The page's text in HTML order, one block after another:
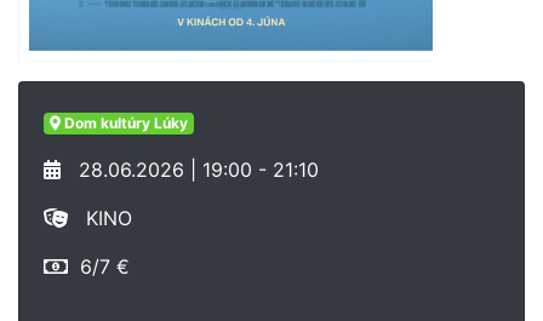
Dom kultúry Lúky
28.06.2026 | 19:00 - 21:10
KINO
6/7 €